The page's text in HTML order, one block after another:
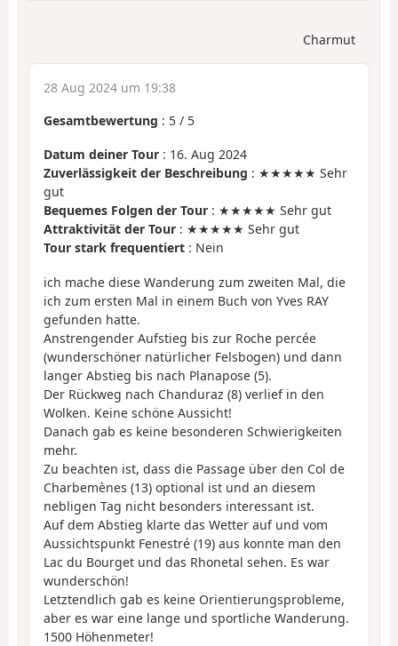
Charmut
28 Aug 2024 um 19:38
Gesamtbewertung : 5 / 5
Datum deiner Tour : 16. Aug 2024
Zuverlässigkeit der Beschreibung : ★★★★★ Sehr
gut
Bequemes Folgen der Tour : ★★★★★ Sehr gut
Attraktivität der Tour : ★★★★★ Sehr gut
Tour stark frequentiert : Nein
ich mache diese Wanderung zum zweiten Mal, die
ich zum ersten Mal in einem Buch von Yves RAY
gefunden hatte.
Anstrengender Aufstieg bis zur Roche percée
(wunderschöner natürlicher Felsbogen) und dann
langer Abstieg bis nach Planapose (5).
Der Rückweg nach Chanduraz (8) verlief in den
Wolken. Keine schöne Aussicht!
Danach gab es keine besonderen Schwierigkeiten
mehr.
Zu beachten ist, dass die Passage über den Col de
Charbemènes (13) optional ist und an diesem
nebligen Tag nicht besonders interessant ist.
Auf dem Abstieg klarte das Wetter auf und vom
Aussichtspunkt Fenestré (19) aus konnte man den
Lac du Bourget und das Rhonetal sehen. Es war
wunderschön!
Letztendlich gab es keine Orientierungsprobleme,
aber es war eine lange und sportliche Wanderung.
1500 Höhenmeter!